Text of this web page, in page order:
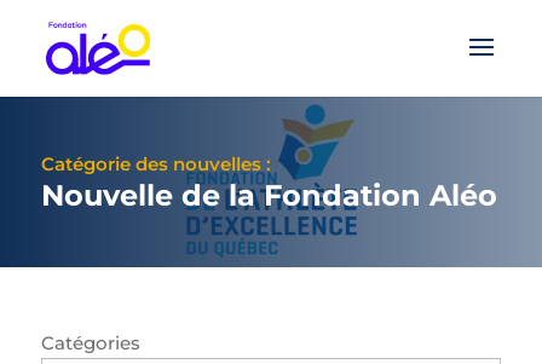
Catégorie des nouvelles :
Nouvelle de la Fondation Aléo
Catégories